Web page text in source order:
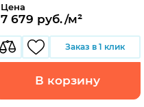
Цена
7 679 руб./м²
Заказ в 1 клик
В корзину